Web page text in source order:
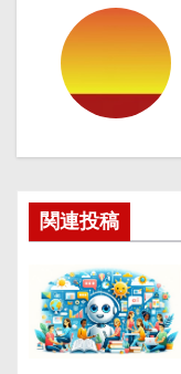
ビ
ゲ
シ
ョ
ン
関連投稿